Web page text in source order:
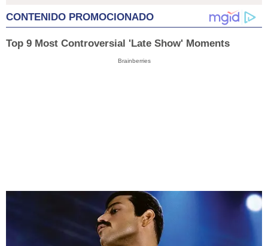
CONTENIDO PROMOCIONADO
Top 9 Most Controversial 'Late Show' Moments
Brainberries